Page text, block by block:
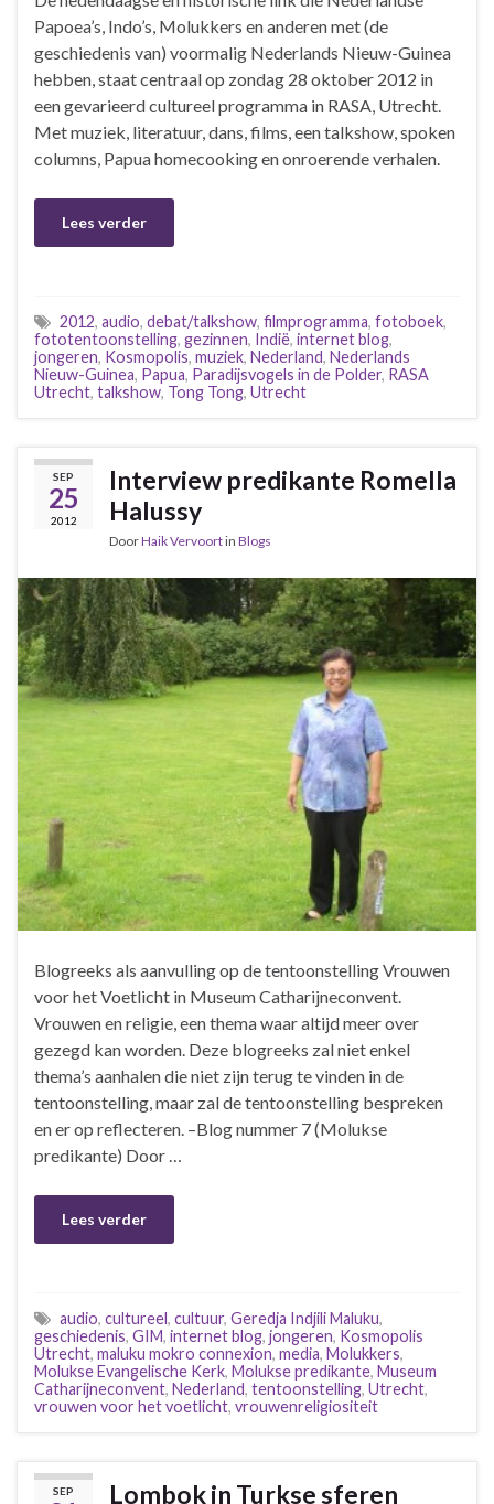
Papoea’s, Indo’s, Molukkers en anderen met (de
geschiedenis van) voormalig Nederlands Nieuw-Guinea
hebben, staat centraal op zondag 28 oktober 2012 in
een gevarieerd cultureel programma in RASA, Utrecht.
Met muziek, literatuur, dans, films, een talkshow, spoken
columns, Papua homecooking en onroerende verhalen.
Lees verder
2012, audio, debat/talkshow, filmprogramma, fotoboek,
fototentoonstelling, gezinnen, Indië, internet blog,
jongeren, Kosmopolis, muziek, Nederland, Nederlands
Nieuw-Guinea, Papua, Paradijsvogels in de Polder, RASA
Utrecht, talkshow, Tong Tong, Utrecht
SEP
25
2012
Interview predikante Romella
Halussy
DoorHaik Vervoortin Blogs
Blogreeks als aanvulling op de tentoonstelling Vrouwen
voor het Voetlicht in Museum Catharijneconvent.
Vrouwen en religie, een thema waar altijd meer over
gezegd kan worden. Deze blogreeks zal niet enkel
thema’s aanhalen die niet zijn terug te vinden in de
tentoonstelling, maar zal de tentoonstelling bespreken
en er op reflecteren. –Blog nummer 7 (Molukse
predikante) Door …
Lees verder
audio, cultureel, cultuur, Geredja Indjili Maluku,
geschiedenis, GIM, internet blog, jongeren, Kosmopolis
Utrecht, maluku mokro connexion, media, Molukkers,
Molukse Evangelische Kerk, Molukse predikante, Museum
Catharijneconvent, Nederland, tentoonstelling, Utrecht,
vrouwen voor het voetlicht, vrouwenreligiositeit
SEP Lombok in Turkse sferen